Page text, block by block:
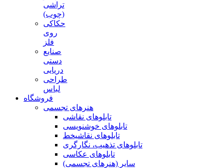
تراشی
(چوب)
حکاکی
روی
فلز
صنایع
دستی
دریایی
طراحی
لباس
فروشگاه
هنرهای تجسمی
تابلوهای نقاشی
تابلوهای خوشنویسی
تابلوهای نقاشیخط
تابلوهای تذهیب، نگارگری
تابلوهای عکاسی
سایر (هنرهای تجسمی)